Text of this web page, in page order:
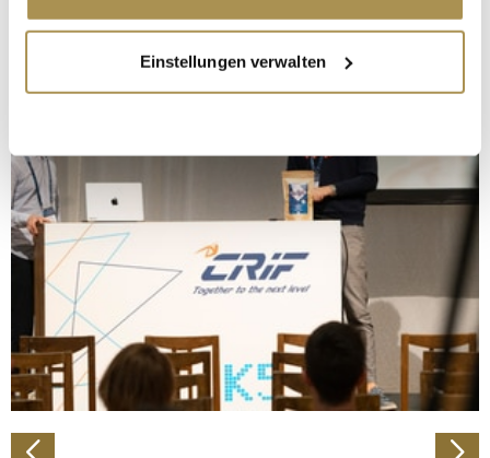
Informationen über Ihre geografische Lage
erfassen, welche bis auf einige Meter genau sein
bestimmten Merkmalen (Fingerprinting) identifizieren
Erfahren Sie mehr darüber, wie Ihre persönlichen Daten
verarbeitet werden, und legen Sie Ihre Präferenzen im
Abschnitt Einzelheitenfest.
Wir verwenden Cookies, um Inhalte und Anzeigen zu
personalisieren, Funktionen für soziale Medien anbieten
zu können und die Zugriffe auf unsere Website zu
analysieren. Außerdem geben wir Informationen zu Ihrer
Verwendung unserer Website an unsere Partner für
soziale Medien, Werbung und Analysen weiter. Unsere
Einstellungen verwalten